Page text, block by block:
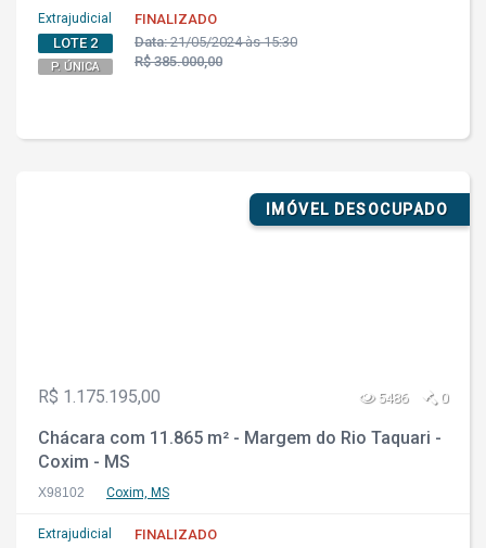
Extrajudicial
LOTE 2
P. ÚNICA
FINALIZADO
Data:21/05/2024 às 15:30
R$ 385.000,00
IMÓVEL DESOCUPADO
R$ 1.175.195,00 5486 0
Chácara com 11.865 m² - Margem do Rio Taquari -
Coxim - MS
X98102 Coxim, MS
Extrajudicial
FINALIZADO